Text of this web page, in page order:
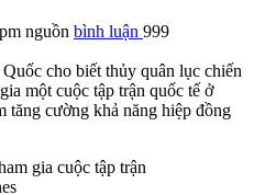
nguồn bình luận 999
cho biết thủy quân lục chiến
một cuộc tập trận quốc tế ở
tăng cường khả năng hiệp đồng